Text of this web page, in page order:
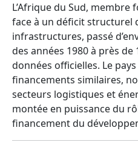
L’Afrique du Sud, membre
face à un déficit structurel
infrastructures, passé
des années 1980 à près de
données officielles. Le
financements similaires,
secteurs logistiques et
montée en puissance du
financement du